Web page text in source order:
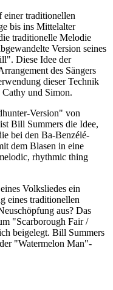
einer traditionellen
bis ins Mittelalter
traditionelle Melodie
Version seines
Diese Idee der
des Sängers
dieser Technik
Cathy und Simon.
Version" von
Bill Summers die Idee,
bei den Ba-Benzélé-
dem Blasen in eine
rhythmic thing
Volksliedes ein
eines traditionellen
aus? Das
"Scarborough Fair /
beigelegt. Bill Summers
"Watermelon Man"-